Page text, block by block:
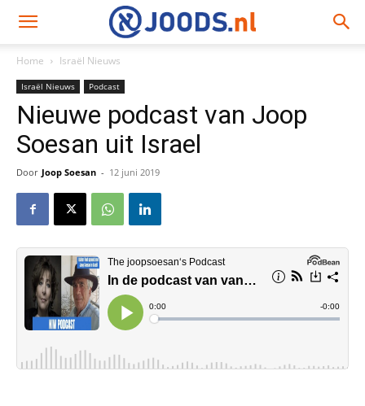
Home Israël Nieuws
Israël Nieuws Podcast
Nieuwe podcast van Joop
Soesan uit Israel
Door Joop Soesan - 12 juni 2019